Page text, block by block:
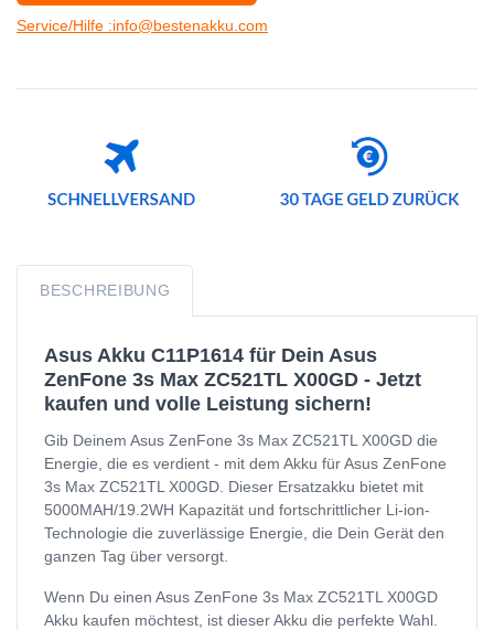
Service/Hilfe :info@bestenakku.com
BESCHREIBUNG
Asus Akku C11P1614 für Dein Asus
ZenFone 3s Max ZC521TL X00GD - Jetzt
kaufen und volle Leistung sichern!
Gib Deinem Asus ZenFone 3s Max ZC521TL X00GD die
Energie, die es verdient - mit dem Akku für Asus ZenFone
3s Max ZC521TL X00GD. Dieser Ersatzakku bietet mit
5000MAH/19.2WH Kapazität und fortschrittlicher Li-ion-
Technologie die zuverlässige Energie, die Dein Gerät den
ganzen Tag über versorgt.
Wenn Du einen Asus ZenFone 3s Max ZC521TL X00GD
Akku kaufen möchtest, ist dieser Akku die perfekte Wahl.